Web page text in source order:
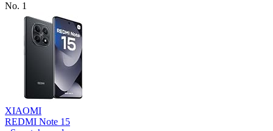
No. 1
XIAOMI
REDMI Note 15